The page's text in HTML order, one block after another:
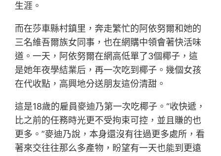
生涯。
而在莎車縣村鎮里，奔走繁忙的阿依努爾和她的
三名維吾爾族女同事，也在網購中領會著快活味
道。一天，阿依努爾在網高低單了3個椰子，這
是她年夜學結業后，再一次吃到椰子。幾個女孩
在代收點，高興地分送朋友這份清甜。
這是18歲的雇員麥迪乃第一次吃椰子。“收快遞，
比之前的任務時光更不受拘束可控，並且賺的也
更多。”麥迪乃說，本身還沒有往過更多處所，看
著來交往往那么多產物，盼望有一天也能到更遠